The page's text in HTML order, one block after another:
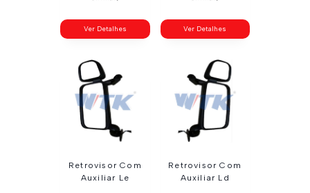
Ver Detalhes Ver Detalhes
Retrovisor Com
Auxiliar Le
Retrovisor Com
Auxiliar Ld